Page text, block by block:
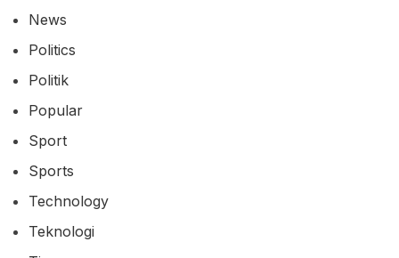
News
Politics
Politik
Popular
Sport
Sports
Technology
Teknologi